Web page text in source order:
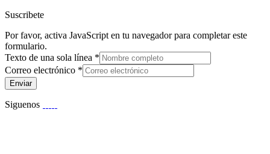
Suscribete
Por favor, activa JavaScript en tu navegador para completar este
formulario.
Texto de una sola línea *
Correo electrónico *
Enviar
Siguenos